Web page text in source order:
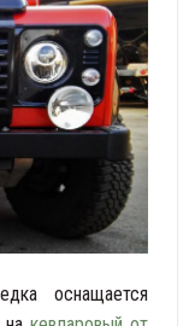
оснащается